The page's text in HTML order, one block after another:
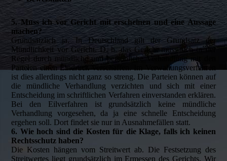
5. Muss ich vor Gericht mit erscheinen und eine Aussage
machen?
Grundsätzlich ja. In Deutschland gilt der Grundsatz der
Mündlichkeit vor Gericht. D. h. das Gericht muss sich in der
Regel durch mündliche und persönliche Verhandlung mit den
Parteien einen Eindruck verschaffen. Im Verwaltungsverfahren
ist dies allerdings nicht ganz so streng. Die Parteien können auf
die mündliche Verhandlung verzichten und sich mit einer
Entscheidung im schriftlichen Verfahren einverstanden erklären.
Bei den Eilverfahren ist grundsätzlich keine mündliche
Verhandlung vorgesehen, da ja eine schnelle Entscheidung
ergehen soll. Dort findet sie nur in Ausnahmefällen statt.
6. Wie hoch sind die Kosten für die Klage, falls ich keinen
Rechtsschutz haben?
Die Kosten hängen vom Streitwert ab. Die Festsetzung des
Streitwertes liegt grundsätzlich im Ermessen des Gerichts. Wir